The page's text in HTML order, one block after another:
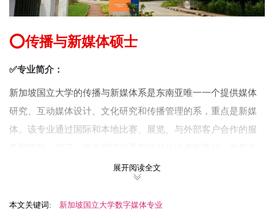
⭕传播与新媒体硕士
✅专业简介：
新加坡国立大学的传播与新媒体系是东南亚唯一一个提供媒体
研究、互动媒体设计、文化研究和传播管理的系，重点是新媒
体。该专业通过国际和本地比赛、展览、与外部客户合作的服
课程涵盖传播学概念、数据可视化、社交媒体与分析、全球媒
展开阅读全文
本文关键词: 新加坡国立大学数字媒体专业